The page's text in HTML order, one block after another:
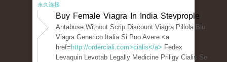
永久连接
Buy Female Viagra In India Stevprople
Antabuse Without Scrip Discount Viagra Pillola Blu
Viagra Generico Italia Si Puo Avere <a
href= http://orderciali.com>cialis</a> Fedex
Levaquin Levotab Legally Medicine Priligy Cialis Se